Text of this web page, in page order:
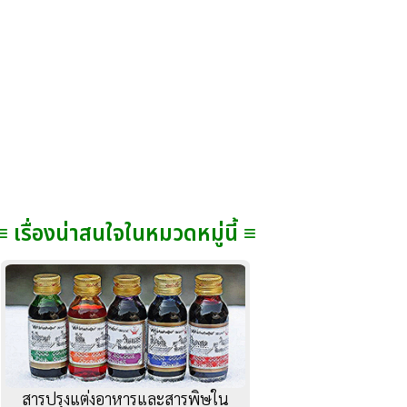
เรื่องน่าสนใจในหมวดหมู่นี้ ≡
สารปรุงแต่งอาหารและสารพิษใน